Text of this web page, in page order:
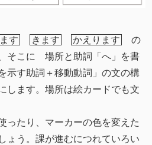
す きます かえります
の
そこに 場所と助詞「へ」を書
示す助詞＋移動動詞」の文の構
します。場所は絵カードでも文
ったり、マーカーの色を変えた
ょう。課が進むにつれていろい